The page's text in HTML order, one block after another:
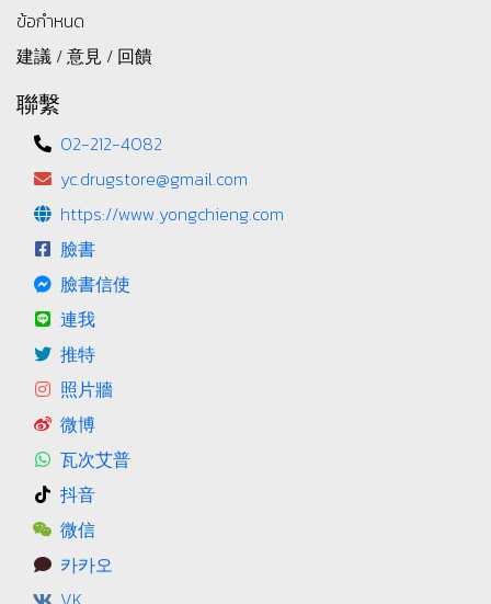
ข้อกำหนด
建議 / 意見 / 回饋
聯繫
02-212-4082
yc.drugstore@gmail.com
https://www.yongchieng.com
臉書
臉書信使
連我
推特
照片牆
微博
瓦次艾普
抖音
微信
카카오